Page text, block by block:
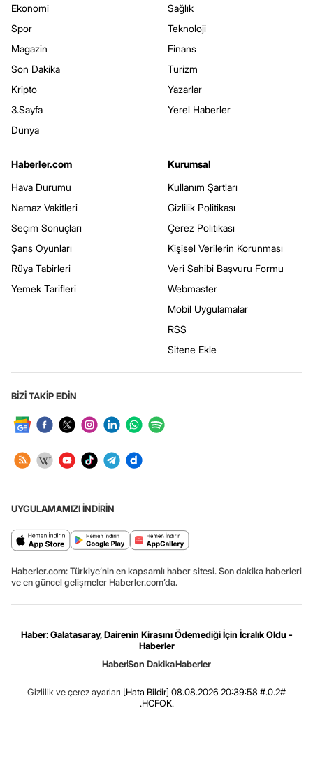
Ekonomi
Spor
Magazin
Son Dakika
Kripto
3.Sayfa
Dünya
Sağlık
Teknoloji
Finans
Turizm
Yazarlar
Yerel Haberler
Haberler.com
Hava Durumu
Namaz Vakitleri
Seçim Sonuçları
Şans Oyunları
Rüya Tabirleri
Yemek Tarifleri
Kurumsal
Kullanım Şartları
Gizlilik Politikası
Çerez Politikası
Kişisel Verilerin Korunması
Veri Sahibi Başvuru Formu
Webmaster
Mobil Uygulamalar
RSS
Sitene Ekle
BİZİ TAKİP EDİN
UYGULAMAMIZI İNDİRİN
Haberler.com: Türkiye’nin en kapsamlı haber sitesi. Son dakika haberleri
ve en güncel gelişmeler Haberler.com’da.
Haber: Galatasaray, Dairenin Kirasını Ödemediği İçin İcralık Oldu -
Haberler
HaberSon DakikaHaberler
Gizlilik ve çerez ayarları [Hata Bildir] 08.08.2026 20:39:58 #.0.2#
.HCFOK.